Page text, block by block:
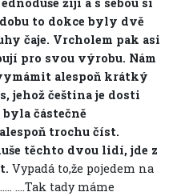
žijí a s sebou si
to dokce byly dvě
čaje. Vrcholem pak asi
pro svou výrobu. Nám
alespoň krátký
jehož čeština je dosti
částečně
trochu číst.
těchto dvou lidí, jde z
Vypadá to,že pojedem na
....Tak tady máme